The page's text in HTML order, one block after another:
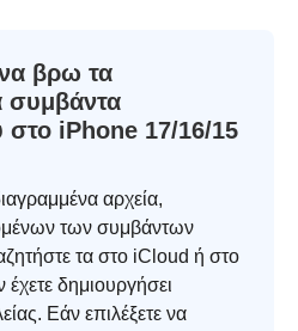
βρω τα
συμβάντα
στο iPhone 17/16/15
αρχεία,
των συμβάντων
τα στο iCloud ή στο
δημιουργήσει
Εάν επιλέξετε να